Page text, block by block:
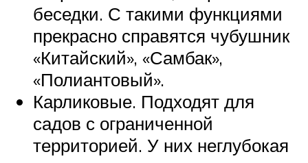
беседки. С такими функциями
прекрасно справятся чубушник
«Китайский», «Самбак»,
«Полиантовый».
Карликовые. Подходят для
садов с ограниченной
территорией. У них неглубокая